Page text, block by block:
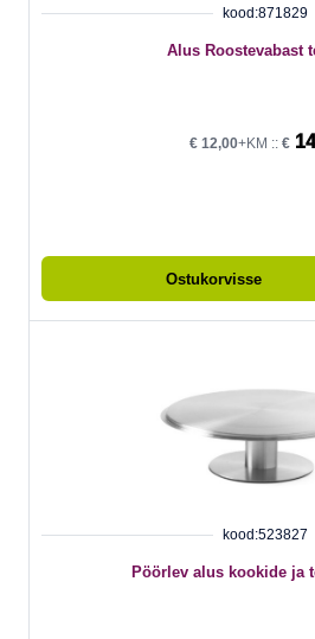
kood:871829
Alus Roostevabast
€12,00+KM :: €
Ostukorvisse
kood:523827
Pöörlev alus kookide ja